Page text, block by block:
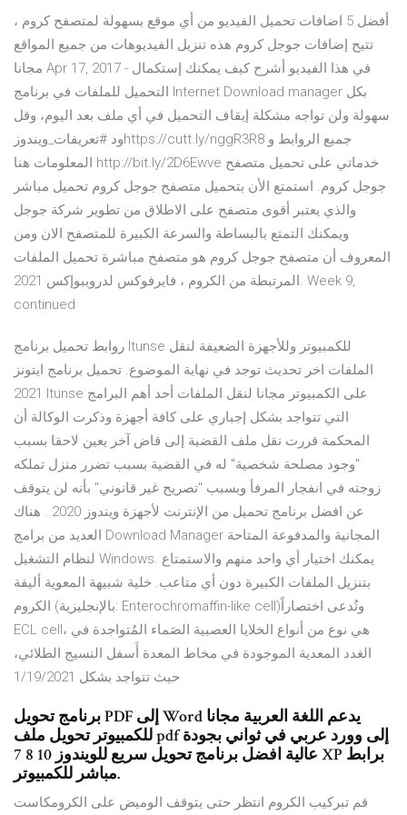
أفضل 5 اضافات تحميل الفيديو من أي موقع بسهولة لمتصفح كروم ،
تتيح إضافات جوجل كروم هذه تنزيل الفيديوهات من جميع المواقع
مجانا Apr 17, 2017 - في هذا الفيديو أشرح كيف يمكنك إستكمال
التحميل للملفات في برنامج Internet Download manager بكل
سهولة ولن تواجه مشكلة إيقاف التحميل في أي ملف بعد اليوم، وقل
ود #تعريفات_ويندوزhttps://cutt.ly/nggR3R8 جميع الروابط و
المعلومات هنا http://bit.ly/2D6Ewve خدماتي على تحميل متصفح
جوجل كروم. استمتع الأن بتحميل متصفح جوجل كروم تحميل مباشر
والذي يعتبر أقوى متصفح على الاطلاق من تطوير شركة جوجل
ويمكنك التمتع بالبساطة والسرعة الكبيرة للمتصفح الان ومن
المعروف أن متصفح جوجل كروم هو متصفح مباشرة تحميل الملفات
المرتبطة من الكروم ، فايرفوكس لدروببوإكس 2021. Week 9,
continued
روابط تحميل برنامج Itunse للكمبيوتر وللأجهزة الضعيفة لنقل
الملفات اخر تحديث توجد في نهاية الموضوع. تحميل برنامج ايتونز
2021 Itunse على الكمبيوتر مجانا لنقل الملفات أحد أهم البرامج
التي تتواجد بشكل إجباري على كافة أجهزة وذكرت الوكالة أن
المحكمة قررت نقل ملف القضية إلى قاض آخر يعين لاحقا بسبب
"وجود مصلحة شخصية" له في القضية بسبب تضرر منزل تملكه
زوجته في انفجار المرفأ وبسبب "تصريح غير قانوني" بأنه لن يتوقف
عن افضل برنامج تحميل من الإنترنت لأجهزة ويندوز 2020 . هناك
العديد من برامج Download Manager المجانية والمدفوعة المتاحة
لنظام التشغيل Windows. يمكنك اختيار أي واحد منهم والاستمتاع
بتنزيل الملفات الكبيرة دون أي متاعب. خلية شبيهة المعوية أليفة
الكروم (بالإنجليزية: Enterochromaffin-like cell)‏ وتُدعى اختصاراً
ECL cell، هي نوع من أنواع الخلايا العصبية الصَماء المُتواجدة في
الغدد المعدية الموجودة في مخاط المعدة أَسفل النسيج الطلائي،
حيث تتواجد بشكل 1/19/2021
برنامج تحويل PDF إلى Word يدعم اللغة العربية مجانا
للكمبيوتر تحويل ملف pdf إلى وورد عربي في ثواني بجودة
عالية افضل برنامج تحويل سريع للويندوز 10 8 7 XP برابط
مباشر للكمبيوتر.
قم تبركيب الكروم انتظر حتى يتوقف الوميض على الكرومكاست